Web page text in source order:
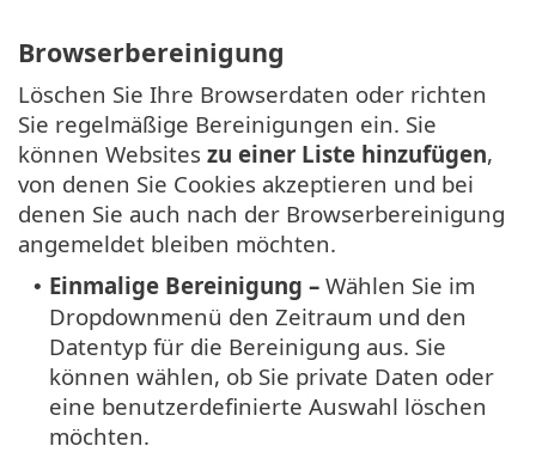
Browserbereinigung
Löschen Sie Ihre Browserdaten oder richten
Sie regelmäßige Bereinigungen ein. Sie
können Websites zu einer Liste hinzufügen,
von denen Sie Cookies akzeptieren und bei
denen Sie auch nach der Browserbereinigung
angemeldet bleiben möchten.
• Einmalige Bereinigung – Wählen Sie im
Dropdownmenü den Zeitraum und den
Datentyp für die Bereinigung aus. Sie
können wählen, ob Sie private Daten oder
eine benutzerdefinierte Auswahl löschen
möchten.